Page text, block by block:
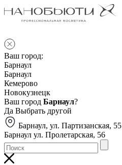
Ваш город:
Барнаул
Барнаул
Кемерово
Новокузнецк
Ваш город Барнаул?
Да Выбрать другой
Барнаул, ул. Партизанская, 55
Барнаул ул. Пролетарская, 56